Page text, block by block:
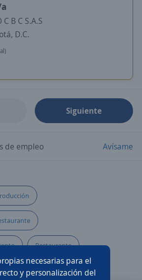
necesarias para el
y personalización del
C B C S.A.S
D.C.
Siguiente
de empleo Avísame
Restaurante
de producción